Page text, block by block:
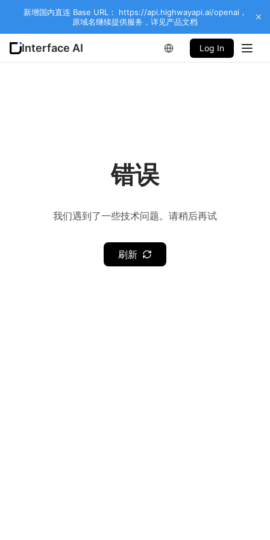
新增国内直连 Base URL： https://api.highwayapi.ai/openai，
原域名继续提供服务，详见产品文档
Interface AI Log In
错误
我们遇到了一些技术问题。请稍后再试
刷新